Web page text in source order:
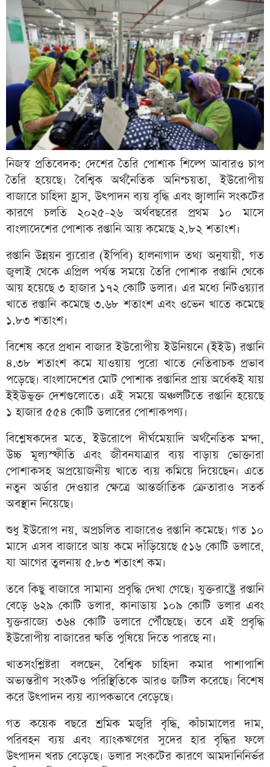
নিজস্ব প্রতিবেদক: দেশের তৈরি পোশাক শিল্পে আবারও চাপ
তৈরি হয়েছে। বৈশ্বিক অর্থনৈতিক অনিশ্চয়তা, ইউরোপীয়
বাজারে চাহিদা হ্রাস, উৎপাদন ব্যয় বৃদ্ধি এবং জ্বালানি সংকটের
কারণে চলতি ২০২৫-২৬ অর্থবছরের প্রথম ১০ মাসে
বাংলাদেশের পোশাক রপ্তানি আয় কমেছে ২.৮২ শতাংশ।
রপ্তানি উন্নয়ন ব্যুরোর (ইপিবি) হালনাগাদ তথ্য অনুযায়ী, গত
জুলাই থেকে এপ্রিল পর্যন্ত সময়ে তৈরি পোশাক রপ্তানি থেকে
আয় হয়েছে ৩ হাজার ১৭২ কোটি ডলার। এর মধ্যে নিটওয়্যার
খাতে রপ্তানি কমেছে ৩.৬৮ শতাংশ এবং ওভেন খাতে কমেছে
১.৮৩ শতাংশ।
বিশেষ করে প্রধান বাজার ইউরোপীয় ইউনিয়নে (ইইউ) রপ্তানি
৪.৩৮ শতাংশ কমে যাওয়ায় পুরো খাতে নেতিবাচক প্রভাব
পড়েছে। বাংলাদেশের মোট পোশাক রপ্তানির প্রায় অর্ধেকই যায়
ইইউভুক্ত দেশগুলোতে। এই সময়ে অঞ্চলটিতে রপ্তানি হয়েছে
১ হাজার ৫৫৪ কোটি ডলারের পোশাকপণ্য।
বিশ্লেষকদের মতে, ইউরোপে দীর্ঘমেয়াদি অর্থনৈতিক মন্দা,
উচ্চ মূল্যস্ফীতি এবং জীবনযাত্রার ব্যয় বাড়ায় ভোক্তারা
পোশাকসহ অপ্রয়োজনীয় খাতে ব্যয় কমিয়ে দিয়েছেন। এতে
নতুন অর্ডার দেওয়ার ক্ষেত্রে আন্তর্জাতিক ক্রেতারাও সতর্ক
অবস্থান নিয়েছে।
শুধু ইউরোপ নয়, অপ্রচলিত বাজারেও রপ্তানি কমেছে। গত ১০
মাসে এসব বাজারে আয় কমে দাঁড়িয়েছে ৫১৬ কোটি ডলারে,
যা আগের তুলনায় ৫.৮৩ শতাংশ কম।
তবে কিছু বাজারে সামান্য প্রবৃদ্ধি দেখা গেছে। যুক্তরাষ্ট্রে রপ্তানি
বেড়ে ৬২৯ কোটি ডলার, কানাডায় ১০৯ কোটি ডলার এবং
যুক্তরাজ্যে ৩৬৪ কোটি ডলারে পৌঁছেছে। তবে এই প্রবৃদ্ধি
ইউরোপীয় বাজারের ক্ষতি পুষিয়ে দিতে পারছে না।
খাতসংশ্লিষ্টরা বলছেন, বৈশ্বিক চাহিদা কমার পাশাপাশি
অভ্যন্তরীণ সংকটও পরিস্থিতিকে আরও জটিল করেছে। বিশেষ
করে উৎপাদন ব্যয় ব্যাপকভাবে বেড়েছে।
গত কয়েক বছরে শ্রমিক মজুরি বৃদ্ধি, কাঁচামালের দাম,
পরিবহন ব্যয় এবং ব্যাংকঋণের সুদের হার বৃদ্ধির ফলে
উৎপাদন খরচ বেড়েছে। ডলার সংকটের কারণে আমদানিনির্ভর